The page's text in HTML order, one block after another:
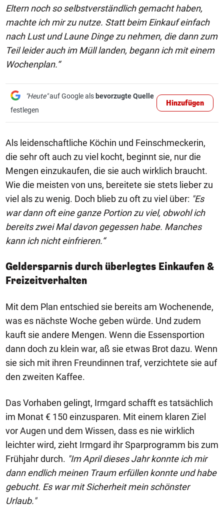
Eltern noch so selbstverständlich gemacht haben,
machte ich mir zu nutze. Statt beim Einkauf einfach
nach Lust und Laune Dinge zu nehmen, die dann zum
Teil leider auch im Müll landen, begann ich mit einem
Wochenplan.“
"Heute"auf Google als bevorzugte Quelle
festlegen
Hinzufügen
Als leidenschaftliche Köchin und Feinschmeckerin,
die sehr oft auch zu viel kocht, beginnt sie, nur die
Mengen einzukaufen, die sie auch wirklich braucht.
Wie die meisten von uns, bereitete sie stets lieber zu
viel als zu wenig. Doch blieb zu oft zu viel über: "Es
war dann oft eine ganze Portion zu viel, obwohl ich
bereits zwei Mal davon gegessen habe. Manches
kann ich nicht einfrieren.“
Geldersparnis durch überlegtes Einkaufen &
Freizeitverhalten
Mit dem Plan entschied sie bereits am Wochenende,
was es nächste Woche geben würde. Und zudem
kauft sie andere Mengen. Wenn die Essensportion
dann doch zu klein war, aß sie etwas Brot dazu. Wenn
sie sich mit ihren Freundinnen traf, verzichtete sie auf
den zweiten Kaffee.
Das Vorhaben gelingt, Irmgard schafft es tatsächlich
im Monat € 150 einzusparen. Mit einem klaren Ziel
vor Augen und dem Wissen, dass es nie wirklich
leichter wird, zieht Irmgard ihr Sparprogramm bis zum
Frühjahr durch. "Im April dieses Jahr konnte ich mir
dann endlich meinen Traum erfüllen konnte und habe
gebucht. Es war mit Sicherheit mein schönster
Urlaub."